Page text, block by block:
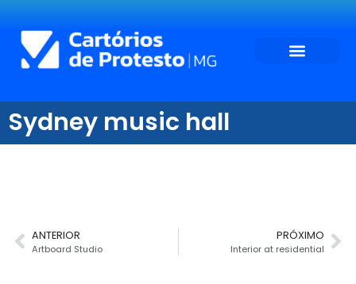
Sydney music hall
ANTERIOR
Artboard Studio
PRÓXIMO
Interior at residential